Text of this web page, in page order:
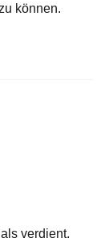
können.
verdient.